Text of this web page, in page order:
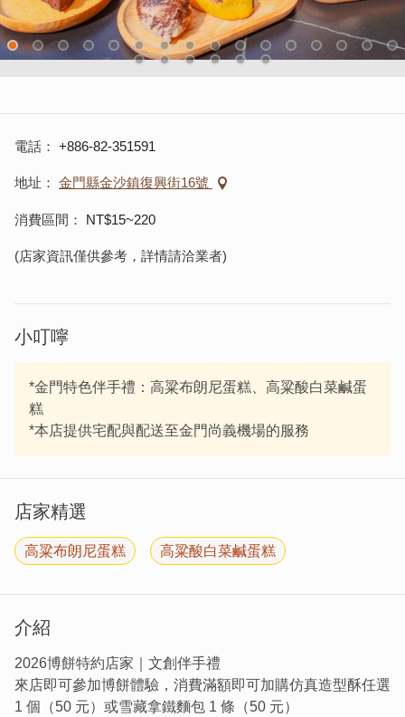
電話 +886-82-351591
地址 金門縣金沙鎮復興街16號
消費區間 NT$15~220
(店家資訊僅供參考，詳情請洽業者)
小叮嚀
*金門特色伴手禮：高粱布朗尼蛋糕、高粱酸白菜鹹蛋
糕
*本店提供宅配與配送至金門尚義機場的服務
店家精選
高粱布朗尼蛋糕 高粱酸白菜鹹蛋糕
介紹
2026博餅特約店家｜文創伴手禮
來店即可參加博餅體驗，消費滿額即可加購仿真造型酥任選
1 個（50 元）或雪藏拿鐵麵包 1 條（50 元）